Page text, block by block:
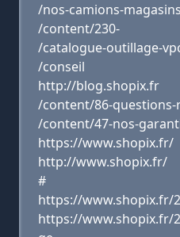
/nos-camions-magasins
/content/230-
/catalogue-outillage-
/conseil
http://blog.shopix.fr
/content/86-questions-
/content/47-nos-
https://www.shopix.fr/
http://www.shopix.fr/
#
https://www.shopix.fr/
https://www.shopix.fr/